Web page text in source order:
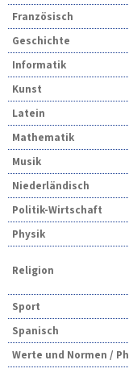
Französisch
Geschichte
Informatik
Kunst
Latein
Mathematik
Musik
Niederländisch
Politik-Wirtschaft
Physik
Religion
Sport
Spanisch
Werte und Normen /